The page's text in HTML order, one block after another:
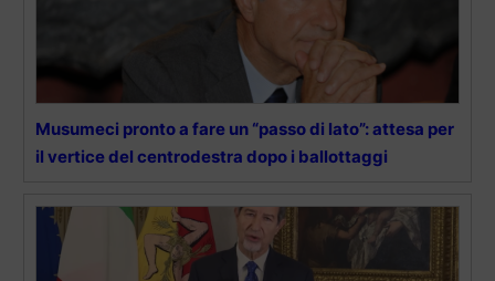
Musumeci pronto a fare un “passo di lato”: attesa per
il vertice del centrodestra dopo i ballottaggi